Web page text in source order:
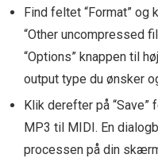
Find feltet “Format”
“Other uncompressed
“Options” knappen til
output type du ønsker
Klik derefter på
MP3 til MIDI. En
processen på din